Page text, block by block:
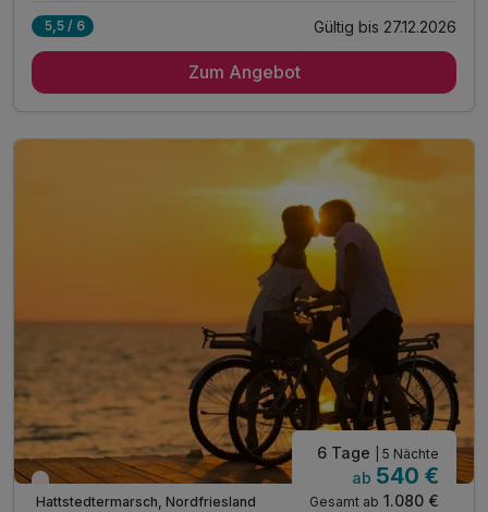
4 x reichhaltiges Frühstück vom Buffet
1 x geführter Deichspaziergang / Deichvortrag
5,5 / 6 Gültig bis 27.12.2026
Zum Angebot
Nur noch Restplätze
Hattstedtermarsch, Nordfriesland
6 Tage | 5 Nächte
ab 540 €
Gesamt ab 1.080 €